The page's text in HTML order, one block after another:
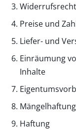
Widerrufsrecht
Preise und
Liefer- und
Einräumung
Inhalte
Haftung